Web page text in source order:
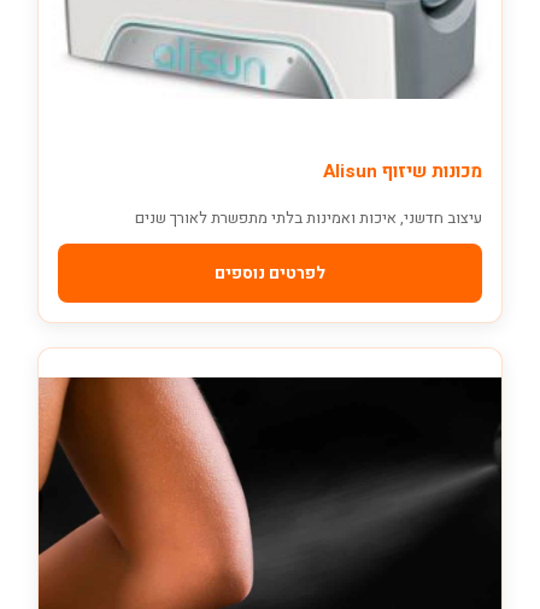
מכונות שיזוף Alisun
עיצוב חדשני, איכות ואמינות בלתי מתפשרת לאורך שנים
לפרטים נוספים